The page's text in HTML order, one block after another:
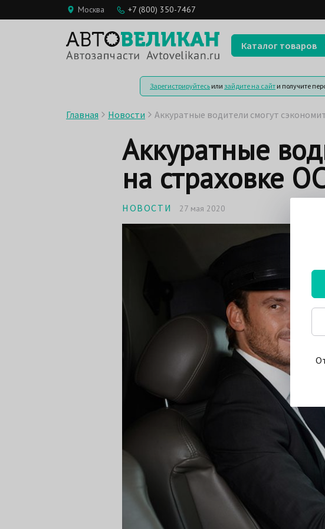
Москва +7 (800) 350-7467
Каталог товаров
Зарегистрируйтесь или зайдите на сайт и получите
Главная Новости Аккуратные водители смогут
Аккуратные
на страховке
НОВОСТИ 27 мая 2020